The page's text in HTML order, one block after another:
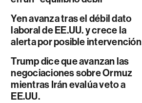
Yen avanza tras el débil dato
laboral de EE.UU. y crece la
alerta por posible intervención
Trump dice que avanzan las
negociaciones sobre Ormuz
mientras Irán evalúa veto a
EE.UU.